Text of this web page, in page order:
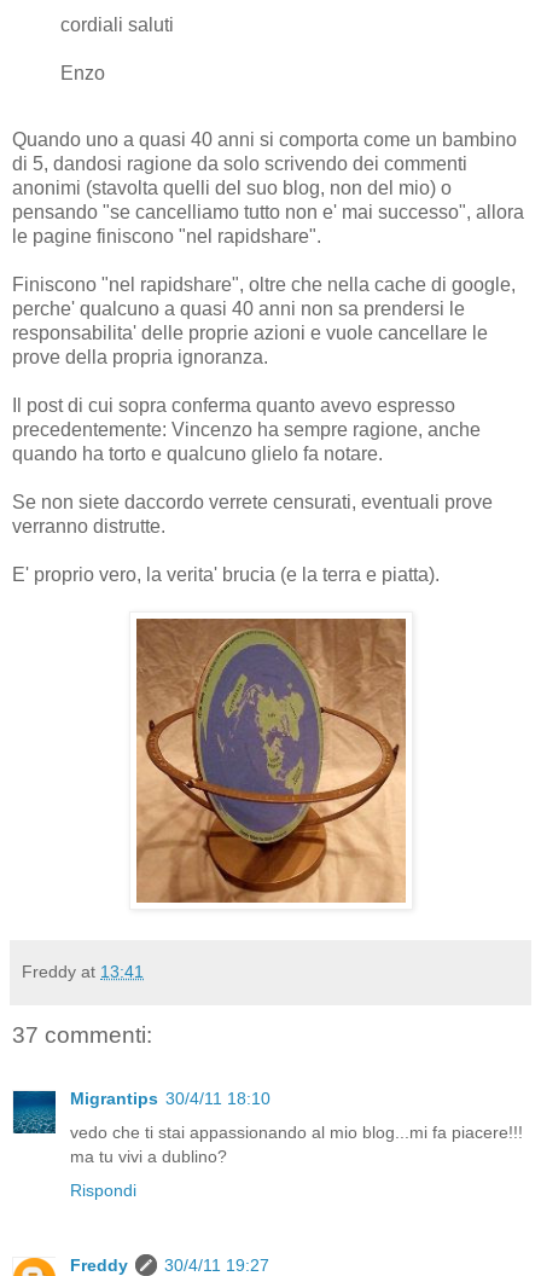
cordiali saluti
Enzo
Quando uno a quasi 40 anni si comporta come un bambino
di 5, dandosi ragione da solo scrivendo dei commenti
anonimi (stavolta quelli del suo blog, non del mio) o
pensando "se cancelliamo tutto non e' mai successo", allora
le pagine finiscono "nel rapidshare".
Finiscono "nel rapidshare", oltre che nella cache di google,
perche' qualcuno a quasi 40 anni non sa prendersi le
responsabilita' delle proprie azioni e vuole cancellare le
prove della propria ignoranza.
Il post di cui sopra conferma quanto avevo espresso
precedentemente: Vincenzo ha sempre ragione, anche
quando ha torto e qualcuno glielo fa notare.
Se non siete daccordo verrete censurati, eventuali prove
verranno distrutte.
E' proprio vero, la verita' brucia (e la terra e piatta).
Freddy at 13:41
37 commenti:
Migrantips 30/4/11 18:10
vedo che ti stai appassionando al mio blog...mi fa piacere!!!
ma tu vivi a dublino?
Rispondi
Freddy
30/4/11 19:27